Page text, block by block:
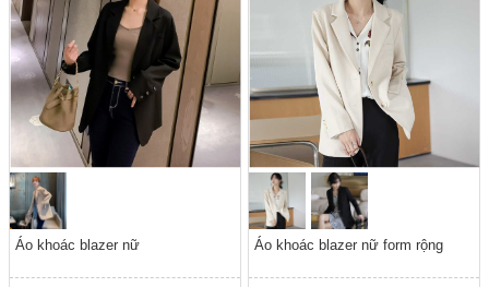
Áo khoác blazer nữ Áo khoác blazer nữ form rộng